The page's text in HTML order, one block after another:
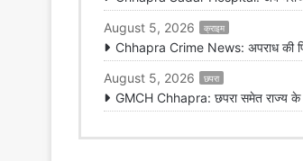
August 5, 2026
क्राइम
Chhapra Crime News: अपराध की
August 5, 2026
छपरा
GMCH Chhapra: छपरा समेत राज्य के